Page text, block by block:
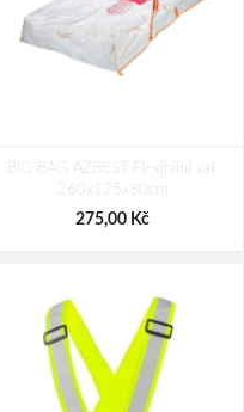
BIG BAG AZBEST Flexibilní vak
260x125x30cm
275,00 Kč